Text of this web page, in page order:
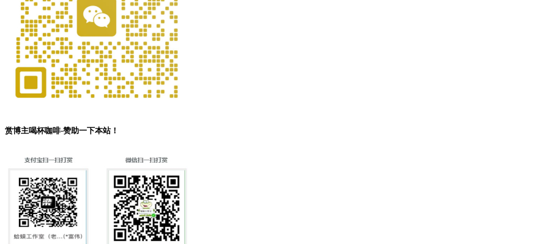
赏博主喝杯咖啡-赞助一下本站！